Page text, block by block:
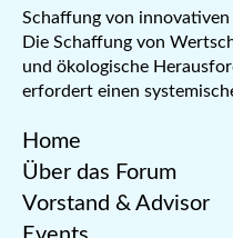
Schaffung von
Die Schaffung von
und ökologische
erfordert einen
Home
Über das Forum
Vorstand & Advisor